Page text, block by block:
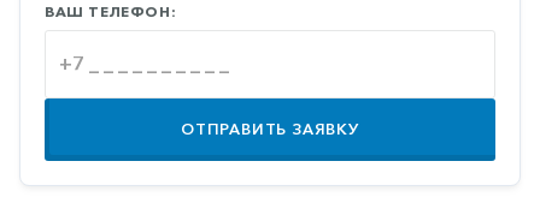
Офтальмология
Паркинсон
Противовирусные
ВАШ ТЕЛЕФОН:
ОТПРАВИТЬ ЗАЯВКУ